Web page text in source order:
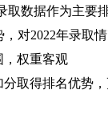
取数据作为主要
对2022年录取
，权重客观
取得排名优势